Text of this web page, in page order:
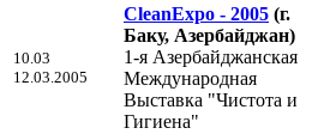
10.03
12.03.2005
CleanExpo - 2005 (г.
Баку, Азербайджан)
1-я Азербайджанская
Международная
Выставка "Чистота и
Гигиена"